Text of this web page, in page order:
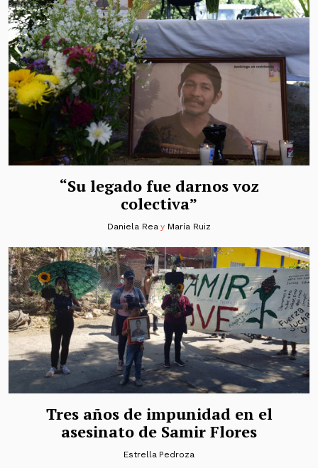
“Su legado fue darnos voz
colectiva”
Daniela Reay María Ruiz
Tres años de impunidad en el
asesinato de Samir Flores
Estrella Pedroza